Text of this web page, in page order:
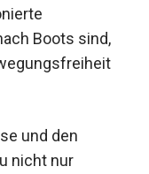
Boots sind,
und den
nicht nur